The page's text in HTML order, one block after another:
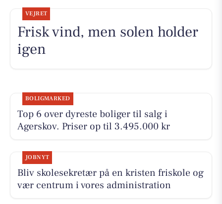
VEJRET
Frisk vind, men solen holder
igen
BOLIGMARKED
Top 6 over dyreste boliger til salg i
Agerskov. Priser op til 3.495.000 kr
JOBNYT
Bliv skolesekretær på en kristen friskole og
vær centrum i vores administration